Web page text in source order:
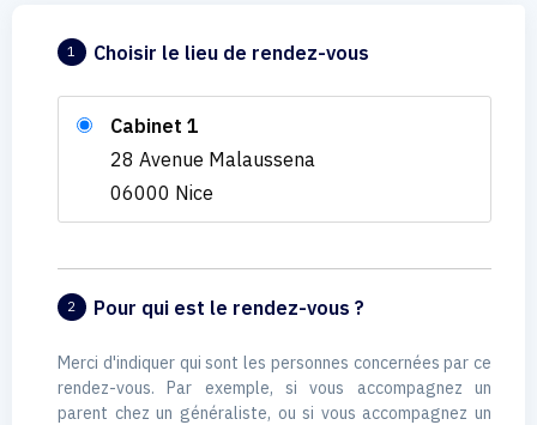
1 Choisir le lieu de rendez-vous
Cabinet 1
28 Avenue Malaussena
06000 Nice
2 Pour qui est le rendez-vous ?
Merci d'indiquer qui sont les personnes concernées par ce
rendez-vous. Par exemple, si vous accompagnez un
parent chez un généraliste, ou si vous accompagnez un